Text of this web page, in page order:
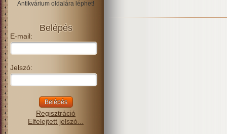
Antikvárium oldalára léphet!
Belépés
E-mail:
Jelszó:
Regisztráció
Elfelejtett jelszó...